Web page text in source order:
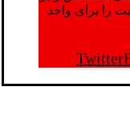
را برای واحد
Twitter